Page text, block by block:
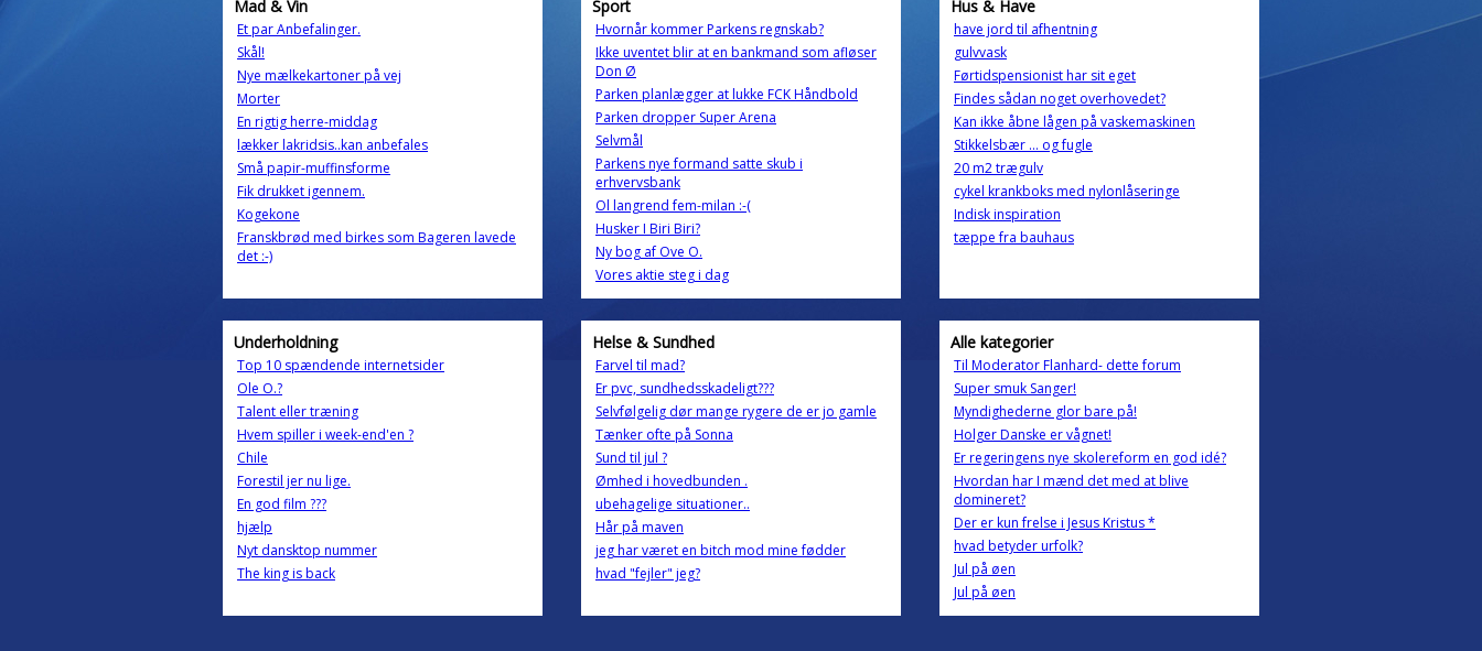
Mad & Vin
Et par Anbefalinger.
Skål!
Nye mælkekartoner på vej
Morter
En rigtig herre-middag
lækker lakridsis..kan anbefales
Små papir-muffinsforme
Fik drukket igennem.
Kogekone
Franskbrød med birkes som Bageren lavede
det :-)
Sport
Hvornår kommer Parkens regnskab?
Ikke uventet blir at en bankmand som afløser
Don Ø
Parken planlægger at lukke FCK Håndbold
Parken dropper Super Arena
Selvmål
Parkens nye formand satte skub i
erhvervsbank
Ol langrend fem-milan :-(
Husker I Biri Biri?
Ny bog af Ove O.
Vores aktie steg i dag
Hus & Have
have jord til afhentning
gulvvask
Førtidspensionist har sit eget
Findes sådan noget overhovedet?
Kan ikke åbne lågen på vaskemaskinen
Stikkelsbær ... og fugle
20 m2 trægulv
cykel krankboks med nylonlåseringe
Indisk inspiration
tæppe fra bauhaus
Underholdning
Top 10 spændende internetsider
Ole O.?
Talent eller træning
Hvem spiller i week-end'en ?
Chile
Forestil jer nu lige.
En god film ???
hjælp
Nyt dansktop nummer
The king is back
Helse & Sundhed
Farvel til mad?
Er pvc, sundhedsskadeligt???
Selvfølgelig dør mange rygere de er jo gamle
Tænker ofte på Sonna
Sund til jul ?
Ømhed i hovedbunden .
ubehagelige situationer..
Hår på maven
jeg har været en bitch mod mine fødder
hvad "fejler" jeg?
Alle kategorier
Til Moderator Flanhard- dette forum
Super smuk Sanger!
Myndighederne glor bare på!
Holger Danske er vågnet!
Er regeringens nye skolereform en god idé?
Hvordan har I mænd det med at blive
domineret?
Der er kun frelse i Jesus Kristus *
hvad betyder urfolk?
Jul på øen
Jul på øen